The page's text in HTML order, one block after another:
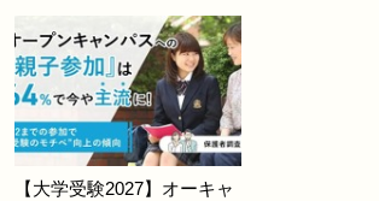
【大学受験2027】オーキャ